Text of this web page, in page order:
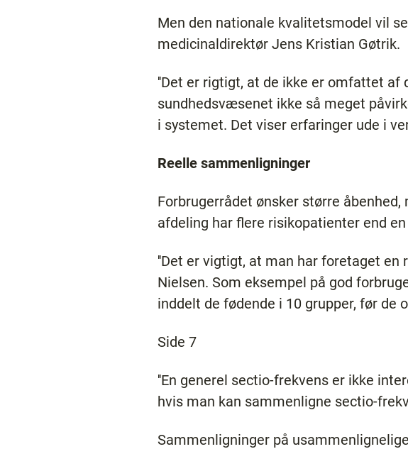
Men den nationale kvalitetsmodel vil
medicinaldirektør Jens Kristian Gøtrik.
''Det er rigtigt, at de ikke er omfattet af
sundhedsvæsenet ikke så meget
i systemet. Det viser erfaringer ude i
Reelle sammenligninger
Forbrugerrådet ønsker større
afdeling har flere risikopatienter end
''Det er vigtigt, at man har foretaget
Nielsen. Som eksempel på god
inddelt de fødende i 10 grupper, før
Side 7
''En generel sectio-frekvens er ikke
hvis man kan sammenligne sectio-
Sammenligninger på